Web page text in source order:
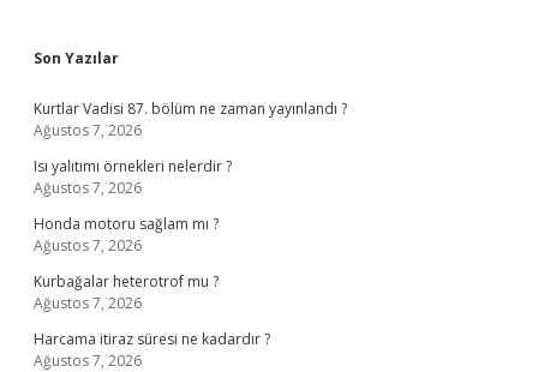
Sidebar
Son Yazılar
Kurtlar Vadisi 87. bölüm ne zaman yayınlandı ?
Ağustos 7, 2026
Isı yalıtımı örnekleri nelerdir ?
Ağustos 7, 2026
Honda motoru sağlam mı ?
Ağustos 7, 2026
Kurbağalar heterotrof mu ?
Ağustos 7, 2026
Harcama itiraz süresi ne kadardır ?
Ağustos 7, 2026